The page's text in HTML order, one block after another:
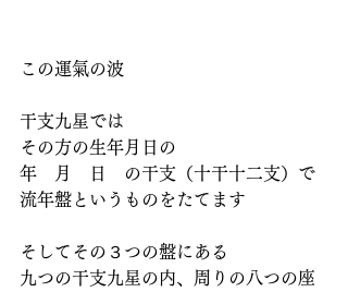
この運氣の波
干支九星では
その方の生年月日の
年　月　日　の干支（十干十二支）で
流年盤というものをたてます
そしてその３つの盤にある
九つの干支九星の内、周りの八つの座